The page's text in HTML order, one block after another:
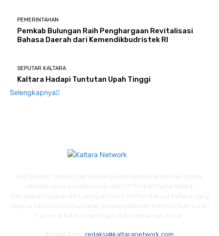
PEMERINTAHAN
Pemkab Bulungan Raih Penghargaan Revitalisasi
Bahasa Daerah dari Kemendikbudristek RI
SEPUTAR KALTARA
Kaltara Hadapi Tuntutan Upah Tinggi
Selengkapnya
redaksi@kaltaranetwork.com